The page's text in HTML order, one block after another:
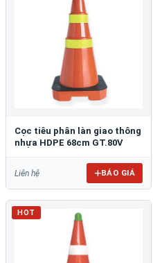
Cọc tiêu phân làn giao thông
nhựa HDPE 68cm GT.80V
Liên hệ BÁO GIÁ
HOT